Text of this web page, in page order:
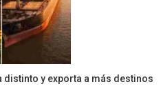
distinto y exporta a más destinos